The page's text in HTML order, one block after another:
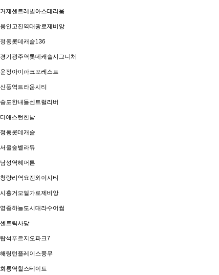
거제센트레빌아스테리움
용인고진역대광로제비앙
정동롯데캐슬136
경기광주역롯데캐슬시그니처
운정아이파크포레스트
신풍역트라움시티
송도한내들센트럴리버
디애스턴한남
정동롯데캐슬
서울숲벨라듀
남성역헤머튼
청량리역요진와이시티
시흥거모엘가로제비앙
영종하늘도시대라수어썸
센트릭사당
탑석푸르지오파크7
해링턴플레이스풍무
회룡역힐스테이트